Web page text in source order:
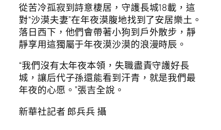
從苦冷孤寂到詩意棲居，守護長城18載，這
對“沙漠夫妻”在年夜漠腹地找到了安居樂土。
落日西下，他們會帶著小狗到戶外散步，靜
靜享用這獨屬于年夜漠沙漠的浪漫時辰。
“我們沒有太年夜本領，失職盡責守護好長
城，讓后代子孫還能看到汗青，就是我們最
年夜的心愿。”張吉全說。
新華社記者 郎兵兵 攝